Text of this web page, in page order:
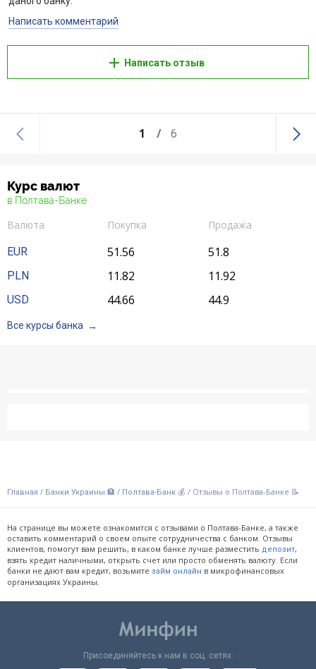
Написать комментарий
Написать отзыв
1 6
Курс валют
в Полтава-Банке
Валюта Покупка
Продажа
EUR
51.56 51.8
PLN 11.82 11.92
USD 44.66 44.9
Все курсы банка
Главная / Банки Украины 🏦 / Полтава-Банк 💰 / Отзывы о Полтава-Банке 📝
На странице вы можете ознакомится с отзывами о Полтава-Банке, а также
оставить комментарий о своем опыте сотрудничества с банком. Отзывы
клиентов, помогут вам решить, в каком банке лучше разместить депозит,
взять кредит наличными, открыть счет или просто обменять валюту. Если
банки не дают вам кредит, возьмите займ онлайн в микрофинансовых
организациях Украины.
Присоединяйтесь к нам в соц. сетях: